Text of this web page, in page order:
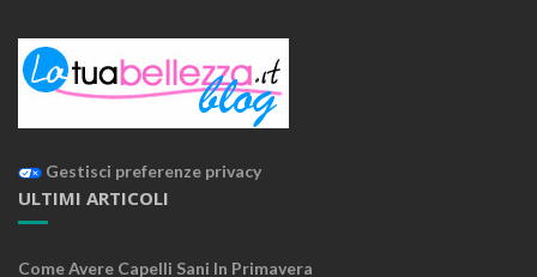
Gestisci preferenze privacy
ULTIMI ARTICOLI
Come Avere Capelli Sani In Primavera